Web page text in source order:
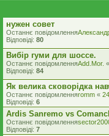
нужен совет
Останнє повідомлення
Відповіді: 80
Вибір гуми для шоссе.
Останнє повідомленняAdd.Mor. «
Відповіді: 84
Як велика сковорідка
Останнє повідомленняromm «
Відповіді: 6
Ardis Sanremo vs
Останнє повідомлення
Відповіді: 7